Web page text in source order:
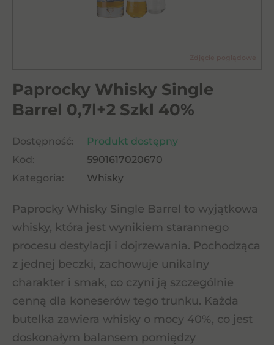
Paprocky Whisky Single
Barrel 0,7l+2 Szkl 40%
Dostępność:
Produkt dostępny
Kod:
5901617020670
Kategoria:
Whisky
Paprocky Whisky Single Barrel to wyjątkowa
whisky, która jest wynikiem starannego
procesu destylacji i dojrzewania. Pochodząca
z jednej beczki, zachowuje unikalny
charakter i smak, co czyni ją szczególnie
cenną dla koneserów tego trunku. Każda
butelka zawiera whisky o mocy 40%, co jest
doskonałym balansem pomiędzy